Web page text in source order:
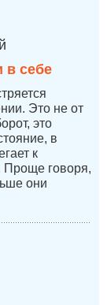
в себе
Это не от
это
в
к
Проще говоря,
они